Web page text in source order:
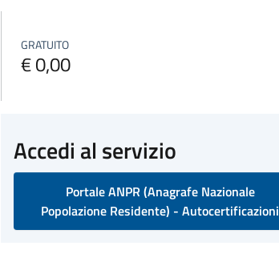
GRATUITO
€ 0,00
Accedi al servizio
Portale ANPR (Anagrafe Nazionale
Popolazione Residente) - Autocertificazioni